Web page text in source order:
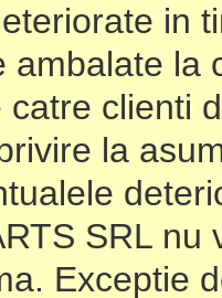
in
ambalate la
catre clienti
la
SRL
Exceptie